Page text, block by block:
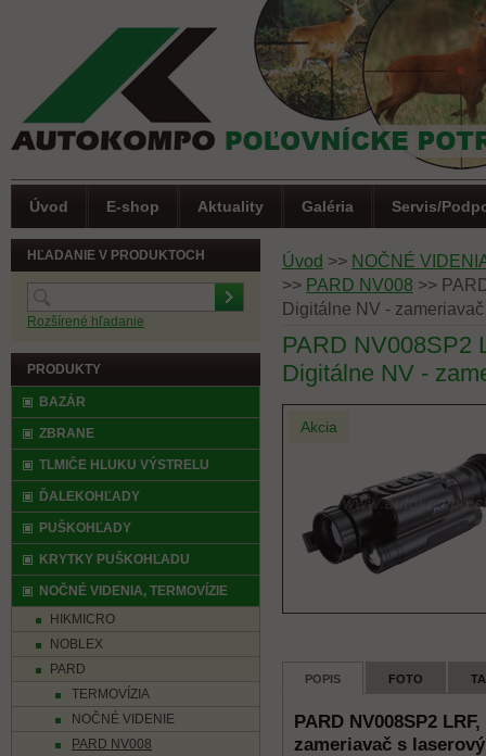
Úvod >> NOČNÉ
>> PARD NV008 >>
Digitálne NV -
PARD NV008SP2
Digitálne NV -
Akcia
POPIS FOTO
PARD NV008SP2
zameriavač s
HĽADANIE V PRODUKTOCH
Rozšírené hľadanie
PRODUKTY
BAZÁR
ZBRANE
TLMIČE HLUKU VÝSTRELU
ĎALEKOHĽADY
PUŠKOHĽADY
KRYTKY PUŠKOHĽADU
NOČNÉ VIDENIA, TERMOVÍZIE
HIKMICRO
NOBLEX
PARD
TERMOVÍZIA
NOČNÉ VIDENIE
PARD NV008
Úvod E-shop Aktuality Galéria Servis/